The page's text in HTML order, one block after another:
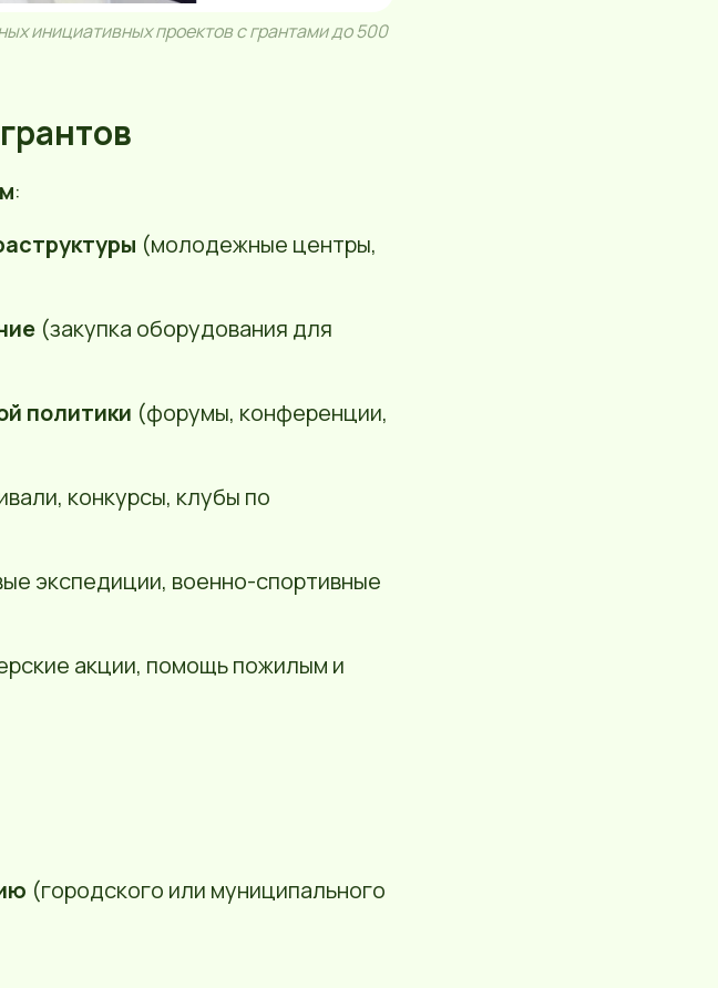
инициативных проектов с грантами до 500
:
(молодежные центры,
(закупка оборудования для
политики (форумы, конференции,
конкурсы, клубы по
экспедиции, военно-спортивные
акции, помощь пожилым и
(городского или муниципального